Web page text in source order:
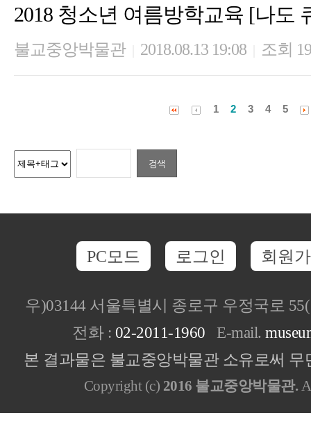
2018 청소년 여름방학교육 [나도
불교중앙박물관 2018.08.13 19:08 조회
1 2 3 4 5
PC모드 로그인 회원
우)03144 서울특별시 종로구 우정국로
전화 : 02-2011-1960 E-mail.
본 결과물은 불교중앙박물관 소유로써
Copyright (c) 2016 불교중앙박물관.